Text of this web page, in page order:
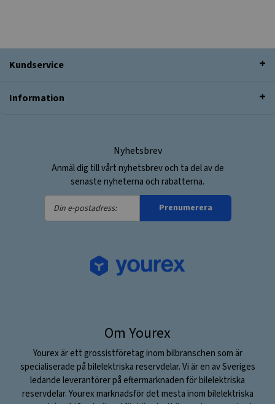
Kundservice
Information
Nyhetsbrev
Anmäl dig till vårt nyhetsbrev och ta del av de
senaste nyheterna och rabatterna.
Din
e-
Prenumerera
Om Yourex
Yourex är ett grossistföretag inom bilbranschen som är
specialiserade på bilelektriska reservdelar. Vi är en av Sveriges
ledande leverantörer på eftermarknaden för bilelektriska
reservdelar. Yourex marknadsför det mesta inom bilelektriska